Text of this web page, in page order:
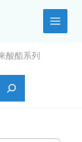
酸酯系列